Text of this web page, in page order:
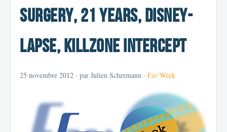
Surgery, 21 Years, Disney-
lapse, Killzone Intercept
25 novembre 2012 · par Julien Schermann · Fav'Week